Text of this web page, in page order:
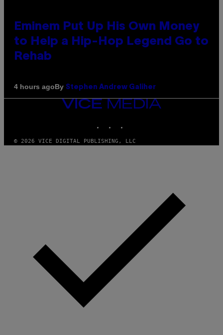
Eminem Put Up His Own Money
to Help a Hip-Hop Legend Go to
Rehab
4 hours agoBy Stephen Andrew Galiher
VICE
MEDIA
© 2026 VICE DIGITAL PUBLISHING, LLC